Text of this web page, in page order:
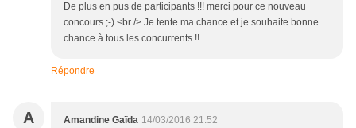
De plus en pus de participants !!! merci pour ce nouveau
concours ;-) <br /> Je tente ma chance et je souhaite bonne
chance à tous les concurrents !!
Répondre
A Amandine Gaïda 14/03/2016 21:52